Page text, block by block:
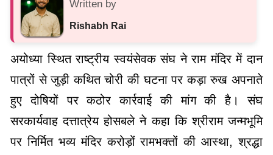
Written by
Rishabh Rai
अयोध्या स्थितराष्ट्रीय स्वयंसेवक संघ ने राम मंदिर में दान
पात्रों से जुड़ी कथित चोरी की घटना पर कड़ा रुख अपनाते
हुए दोषियों पर कठोर कार्रवाई की मांग की है। संघ
सरकार्यवाह दत्तात्रेय होसबले ने कहा कि श्रीराम जन्मभूमि
पर निर्मित भव्य मंदिर करोड़ों रामभक्तों की आस्था, श्रद्धा